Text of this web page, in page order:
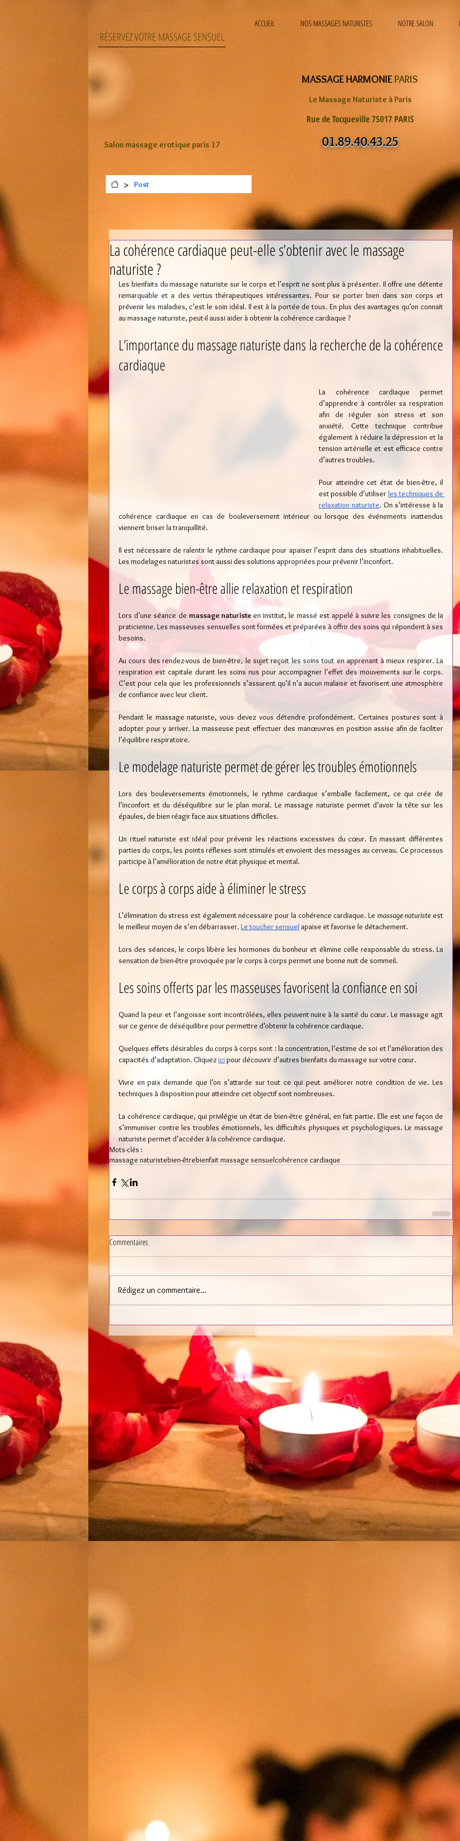
ACCUEIL NOS MASSAGES NATURISTES NOTRE SALON
RÉSERVEZ VOTRE MASSAGE SENSUEL
MASSAGE HARMONIEPARIS
Le Massage Naturiste à Paris
Rue de Tocqueville 75017 PARIS
Salon massage erotique paris 17
> Post
01.89.40.43.25
La cohérence cardiaque peut-elle s’obtenir avec le massage
naturiste ?
Les bienfaits du massage naturiste sur le corps et l’esprit ne sont plus à présenter. Il offre une détente
remarquable et a des vertus thérapeutiques intéressantes. Pour se porter bien dans son corps et
prévenir les maladies, c’est le soin idéal. Il est à la portée de tous. En plus des avantages qu’on connait
au massage naturiste, peut-il aussi aider à obtenir la cohérence cardiaque ?
L’importance du massage naturiste dans la recherche de la cohérence
cardiaque
La cohérence cardiaque permet
d’apprendre à contrôler sa respiration
afin de réguler son stress et son
anxiété. Cette technique contribue
également à réduire la dépression et la
tension artérielle et est efficace contre
d’autres troubles.
Pour atteindre cet état de bien-être, il
est possible d’utiliser les techniques de
relaxation naturiste. On s’intéresse à la
cohérence cardiaque en cas de bouleversement intérieur ou lorsque des événements inattendus
viennent briser la tranquillité.
Il est nécessaire de ralentir le rythme cardiaque pour apaiser l’esprit dans des situations inhabituelles.
Les modelages naturistes sont aussi des solutions appropriées pour prévenir l’inconfort.
Le massage bien-être allie relaxation et respiration
Lors d’une séance de massage naturiste en institut, le massé est appelé à suivre les consignes de la
praticienne. Les masseuses sensuelles sont formées et préparées à offrir des soins qui répondent à ses
besoins.
Au cours des rendez-vous de bien-être, le sujet reçoit les soins tout en apprenant à mieux respirer. La
respiration est capitale durant les soins nus pour accompagner l’effet des mouvements sur le corps.
C’est pour cela que les professionnels s’assurent qu’il n’a aucun malaise et favorisent une atmosphère
de confiance avec leur client.
Pendant le massage naturiste, vous devez vous détendre profondément. Certaines postures sont à
adopter pour y arriver. La masseuse peut effectuer des manœuvres en position assise afin de faciliter
l’équilibre respiratoire.
Le modelage naturiste permet de gérer les troubles émotionnels
Lors des bouleversements émotionnels, le rythme cardiaque s’emballe facilement, ce qui crée de
l’inconfort et du déséquilibre sur le plan moral. Le massage naturiste permet d’avoir la tête sur les
épaules, de bien réagir face aux situations difficiles.
Un rituel naturiste est idéal pour prévenir les réactions excessives du cœur. En massant différentes
parties du corps, les points réflexes sont stimulés et envoient des messages au cerveau. Ce processus
participe à l’amélioration de notre état physique et mental.
Le corps à corps aide à éliminer le stress
L’élimination du stress est également nécessaire pour la cohérence cardiaque. Le massage naturiste est
le meilleur moyen de s’en débarrasser. Le toucher sensuel apaise et favorise le détachement.
Lors des séances, le corps libère les hormones du bonheur et élimine celle responsable du stress. La
sensation de bien-être provoquée par le corps à corps permet une bonne nuit de sommeil.
Les soins offerts par les masseuses favorisent la confiance en soi
Quand la peur et l’angoisse sont incontrôlées, elles peuvent nuire à la santé du cœur. Le massage agit
sur ce genre de déséquilibre pour permettre d’obtenir la cohérence cardiaque.
Quelques effets désirables du corps à corps sont : la concentration, l’estime de soi et l’amélioration des
capacités d’adaptation. Cliquez ici pour découvrir d’autres bienfaits du massage sur votre cœur.
Vivre en paix demande que l’on s’attarde sur tout ce qui peut améliorer notre condition de vie. Les
techniques à disposition pour atteindre cet objectif sont nombreuses.
La cohérence cardiaque, qui privilégie un état de bien-être général, en fait partie. Elle est une façon de
s’immuniser contre les troubles émotionnels, les difficultés physiques et psychologiques. Le massage
naturiste permet d’accéder à la cohérence cardiaque.
Mots-clés :
massage naturistebien-êtrebienfait massage sensuelcohérence cardiaque
Commentaires
Rédigez un commentaire...